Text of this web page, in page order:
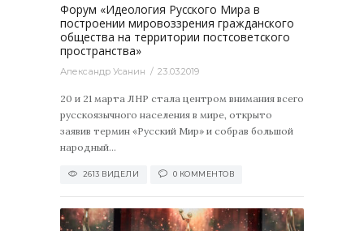
Форум «Идеология Русского Мира в
построении мировоззрения гражданского
общества на территории постсоветского
пространства»
Александр Усанин 23.03.2019
20 и 21 марта ЛНР стала центром внимания всего
русскоязычного населения в мире, открыто
заявив термин «Русский Мир» и собрав большой
народный...
2613 ВИДЕЛИ 0 КОММЕНТОВ